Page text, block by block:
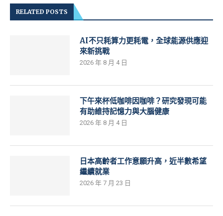
RELATED POSTS
AI不只耗算力更耗電，全球能源供應迎
來新挑戰
2026 年 8 月 4 日
下午來杯低咖啡因咖啡？研究發現可能
有助維持記憶力與大腦健康
2026 年 8 月 4 日
日本高齡者工作意願升高，近半數希望
繼續就業
2026 年 7 月 23 日